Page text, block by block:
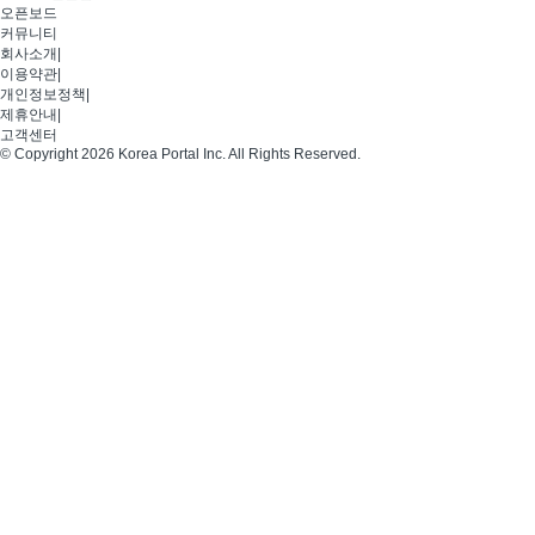
오픈보드
커뮤니티
회사소개
이용약관
개인정보정책
제휴안내
고객센터
© Copyright 2026 Korea Portal Inc. All Rights Reserved.